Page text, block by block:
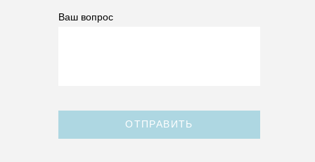
Ваш вопрос
ОТПРАВИТЬ